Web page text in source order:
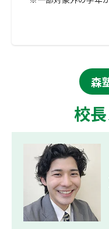
森
校